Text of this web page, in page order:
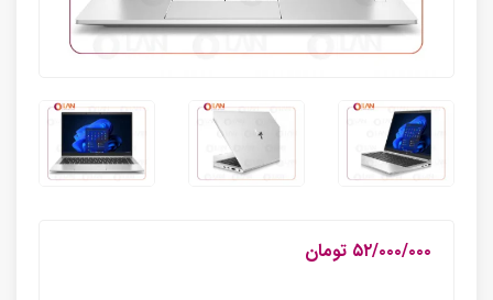
۵۲/۰۰۰/۰۰۰ تومان